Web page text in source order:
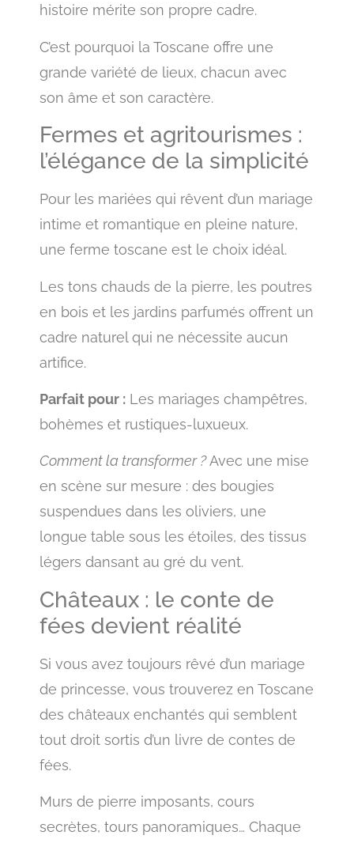
histoire mérite son propre cadre.
C’est pourquoi la Toscane offre une
grande variété de lieux, chacun avec
son âme et son caractère.
Fermes et agritourismes :
l’élégance de la simplicité
Pour les mariées qui rêvent d’un mariage
intime et romantique en pleine nature,
une ferme toscane est le choix idéal.
Les tons chauds de la pierre, les poutres
en bois et les jardins parfumés offrent un
cadre naturel qui ne nécessite aucun
artifice.
Parfait pour : Les mariages champêtres,
bohèmes et rustiques-luxueux.
Comment la transformer ?Avec une mise
en scène sur mesure : des bougies
suspendues dans les oliviers, une
longue table sous les étoiles, des tissus
légers dansant au gré du vent.
Châteaux : le conte de
fées devient réalité
Si vous avez toujours rêvé d’un mariage
de princesse, vous trouverez en Toscane
des châteaux enchantés qui semblent
tout droit sortis d’un livre de contes de
fées.
Murs de pierre imposants, cours
secrètes, tours panoramiques… Chaque